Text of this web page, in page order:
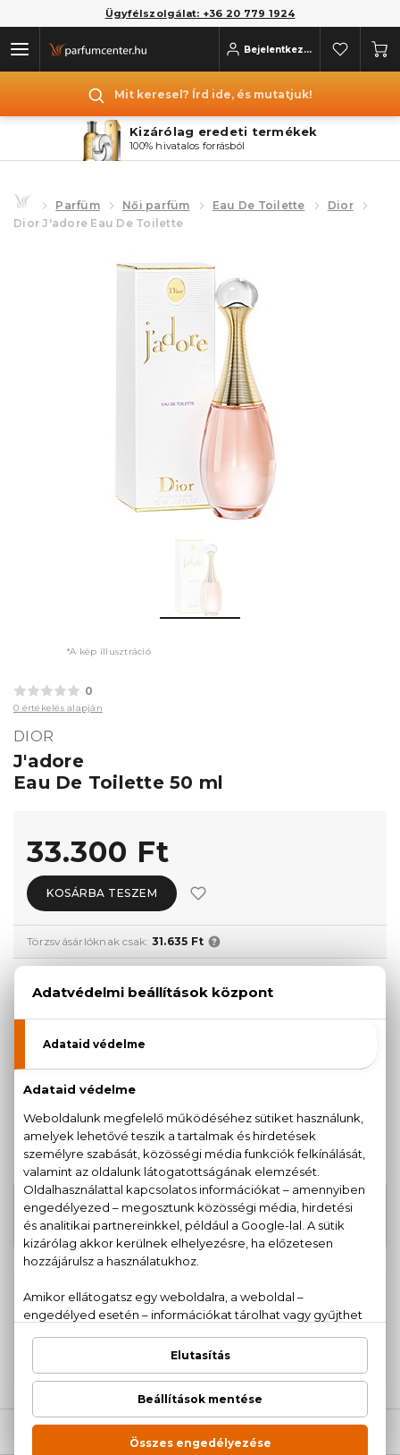
Ügyfélszolgálat: +36 20 779 1924
Bejelentkezés
Mit keresel? Írd ide, és mutatjuk!
Kizárólag eredeti termékek
100% hivatalos forrásból
Parfüm Női parfüm Eau De Toilette
Dior
Dior J'adore Eau De Toilette
*A kép illusztráció
0
0 értékelés alapján
DIOR
J'adore
Eau De Toilette 50 ml
33.300 Ft
KOSÁRBA TESZEM
Törzsvásárlóknak csak: 31.635 Ft
KISZERELÉS KIVÁLASZTÁSA
Teszter 100 ml
26.760 Ft
50 ml
KAPCSOLÓDÓ TERMÉKEK
J'adore Eau De Parfum Mini 5 ml 13.820 Ft
100% eredeti termékek,14 napos visszaküldési
garanciával
Kérdésed van, elakadtál? Hívd ügyfélszolgálatunkat:+36
LEÍRÁS